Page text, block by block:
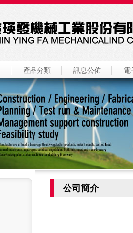
產品分類 訊息公佈 電
公司簡介